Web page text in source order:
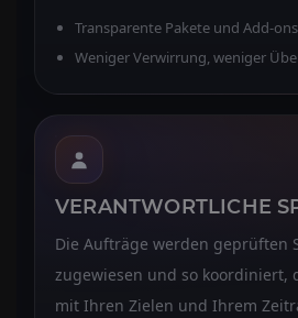
Transparente Pakete und Add-
Weniger Verwirrung, weniger
VERANTWORTLICHE
Die Aufträge werden geprüften
zugewiesen und so koordiniert,
mit Ihren Zielen und Ihrem